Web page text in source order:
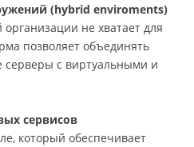
(hybrid enviroments)
не хватает для
позволяет объединять
с виртуальными и
сервисов
который обеспечивает